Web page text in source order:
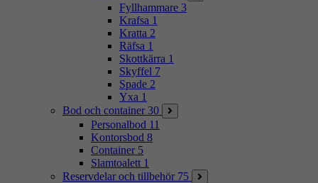
Fyllhammare 3
Krafsa 1
Kratta 2
Räfsa 1
Skottkärra 1
Skyffel 7
Spade 2
Yxa 1
Bod och container 30
Personalbod 11
Kontorsbod 8
Container 5
Slamtoalett 1
Reservdelar och tillbehör 75